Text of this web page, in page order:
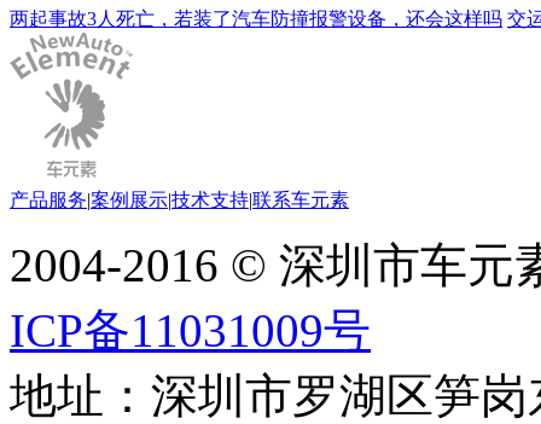
两起事故3人死亡，若装了汽车防撞报警设备，还会这样吗 交
产品服务|案例展示|技术支持|联系车元素
2004-2016 © 深圳市车
ICP备11031009号
地址：深圳市罗湖区笋